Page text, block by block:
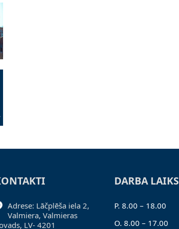
Adrese: Lāčplēša iela 2,
Valmiera, Valmieras
LV- 4201
DARBA LAIKS
P. 8.00 – 18.00
O. 8.00 – 17.00